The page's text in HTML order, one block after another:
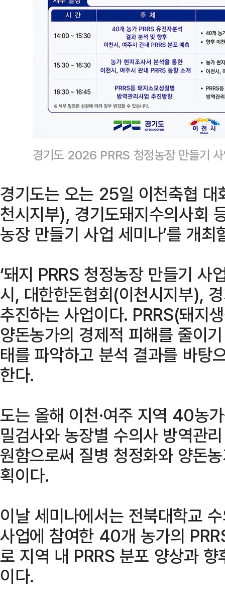
경기도 2026 PRRS 청정농장 만들기
경기도는 오는 25일 이천축협 대
천시지부), 경기도돼지수의사회
농장 만들기 사업 세미나’를 개
‘돼지 PRRS 청정농장 만들기 사
시, 대한한돈협회(이천시지부),
추진하는 사업이다. PRRS(돼지
양돈농가의 경제적 피해를 줄이
태를 파악하고 분석 결과를 바탕
한다.
도는 올해 이천·여주 지역 40농
밀검사와 농장별 수의사 방역관
원함으로써 질병 청정화와 양돈
획이다.
이날 세미나에서는 전북대학교
사업에 참여한 40개 농가의
로 지역 내 PRRS 분포 양상과
이다.